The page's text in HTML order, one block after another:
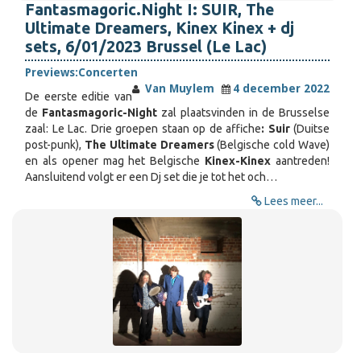
Fantasmagoric.Night I: SUIR, The
Ultimate Dreamers, Kinex Kinex + dj
sets, 6/01/2023 Brussel (Le Lac)
Previews:Concerten
Van Muylem
4 december 2022
De eerste editie van
de Fantasmagoric-Night zal plaatsvinden in de Brusselse
zaal: Le Lac. Drie groepen staan op de affiche: Suir(Duitse
post-punk), The Ultimate Dreamers(Belgische cold Wave)
en als opener mag het Belgische Kinex-Kinex aantreden!
Aansluitend volgt er een Dj set die je tot het och…
Lees meer...